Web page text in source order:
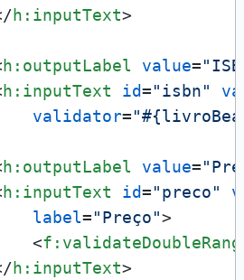
h:inputText>
h:outputLabel value=
h:inputText id="isbn"
validator=
h:outputLabel value=
h:inputText id="preco"
label="Preço">
<
h:inputText>